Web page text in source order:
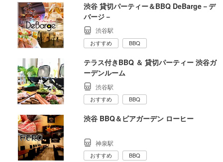
渋谷 貸切パーティー＆BBQ DeBarge－デ
バージ－
渋谷駅
おすすめ BBQ
テラス付きBBQ ＆ 貸切パーティー 渋谷ガ
ーデンルーム
渋谷駅
おすすめ BBQ
渋谷 BBQ＆ビアガーデン ローヒー
神泉駅
おすすめ BBQ